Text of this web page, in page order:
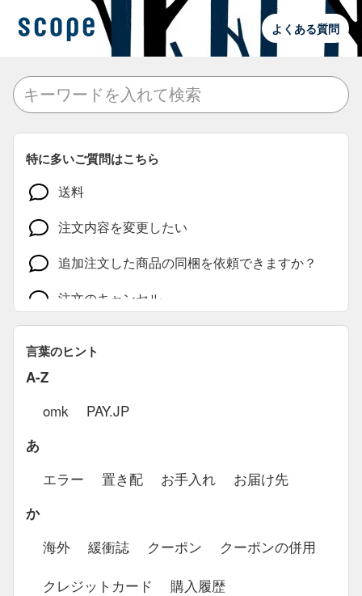
よくある質問
特に多いご質問はこちら
送料
注文内容を変更したい
追加注文した商品の同梱を依頼できますか？
注文のキャンセル
言葉のヒント
A-Z
omk PAY.JP
あ
エラー 置き配 お手入れ お届け先
か
海外 緩衝誌 クーポン
クーポンの併用
クレジットカード
購入履歴